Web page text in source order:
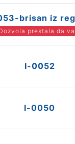
brisan iz
prestala da
I-0052
I-0050